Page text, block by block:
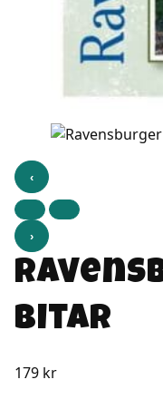
‹
›
bitar
179 kr